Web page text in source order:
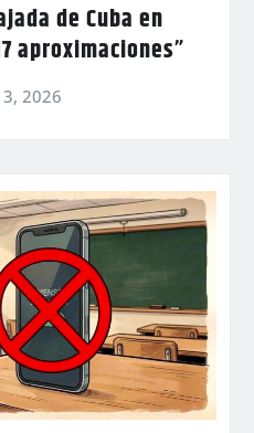
de Cuba en
aproximaciones”
2026